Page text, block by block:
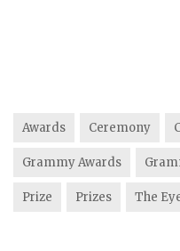
Awards Ceremony
Grammy Awards
Prize Prizes The